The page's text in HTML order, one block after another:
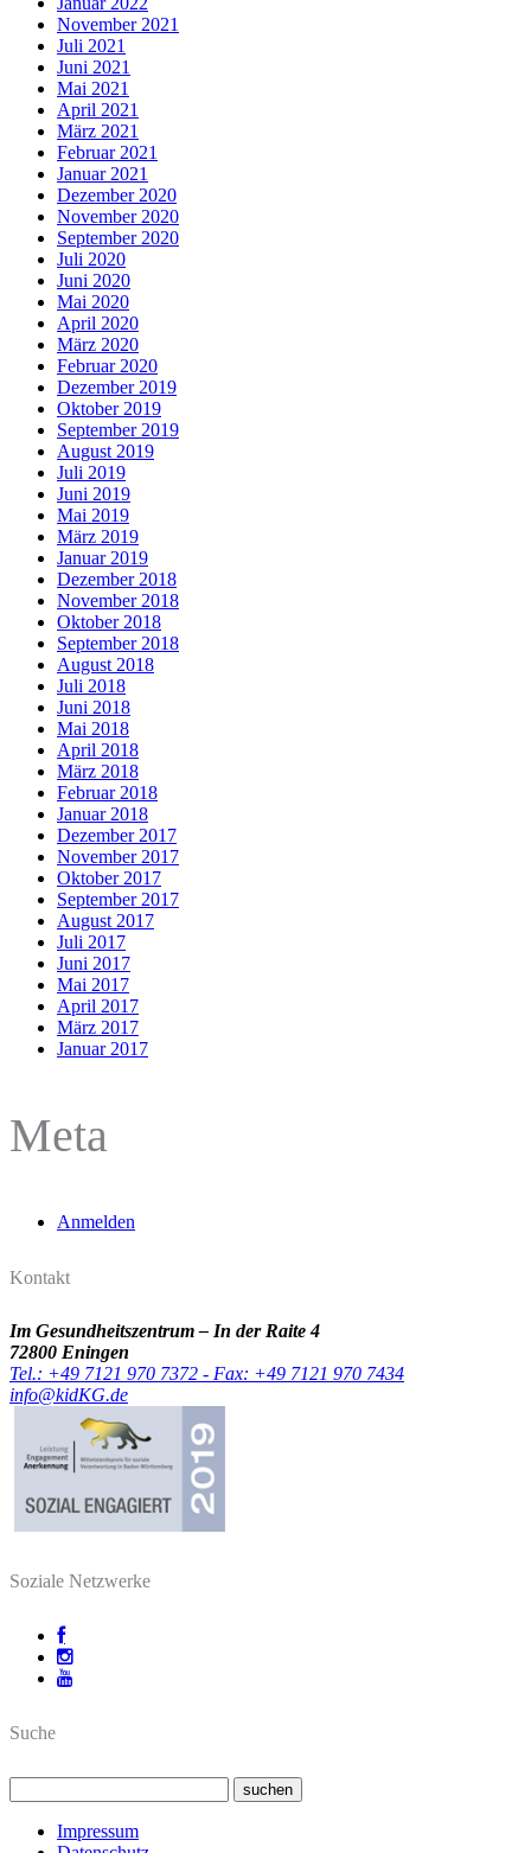
November 2021
Juli 2021
Juni 2021
Mai 2021
April 2021
März 2021
Februar 2021
Januar 2021
Dezember 2020
November 2020
September 2020
Juli 2020
Juni 2020
Mai 2020
April 2020
März 2020
Februar 2020
Dezember 2019
Oktober 2019
September 2019
August 2019
Juli 2019
Juni 2019
Mai 2019
März 2019
Januar 2019
Dezember 2018
November 2018
Oktober 2018
September 2018
August 2018
Juli 2018
Juni 2018
Mai 2018
April 2018
März 2018
Februar 2018
Januar 2018
Dezember 2017
November 2017
Oktober 2017
September 2017
August 2017
Juli 2017
Juni 2017
Mai 2017
April 2017
März 2017
Januar 2017
Meta
Anmelden
Kontakt
Im Gesundheitszentrum – In der Raite 4
72800 Eningen
Tel.: +49 7121 970 7372 - Fax: +49 7121 970 7434
info@kidKG.de
Soziale Netzwerke
Suche
Impressum